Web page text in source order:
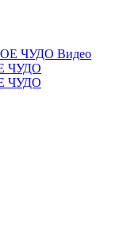
Видео
ЧУДО
ЧУДО